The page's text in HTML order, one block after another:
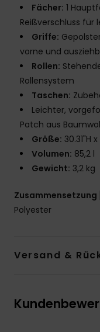
Fächer: 1
Reißverschluss für
Griffe:
vorne und
Rollen:
Rollensystem
Taschen:
Leichter,
Patch aus
Größe: 30.31"H
Volumen: 85,2 l
Gewicht: 3,2 kg
Zusammensetzung
Polyester
Versand &